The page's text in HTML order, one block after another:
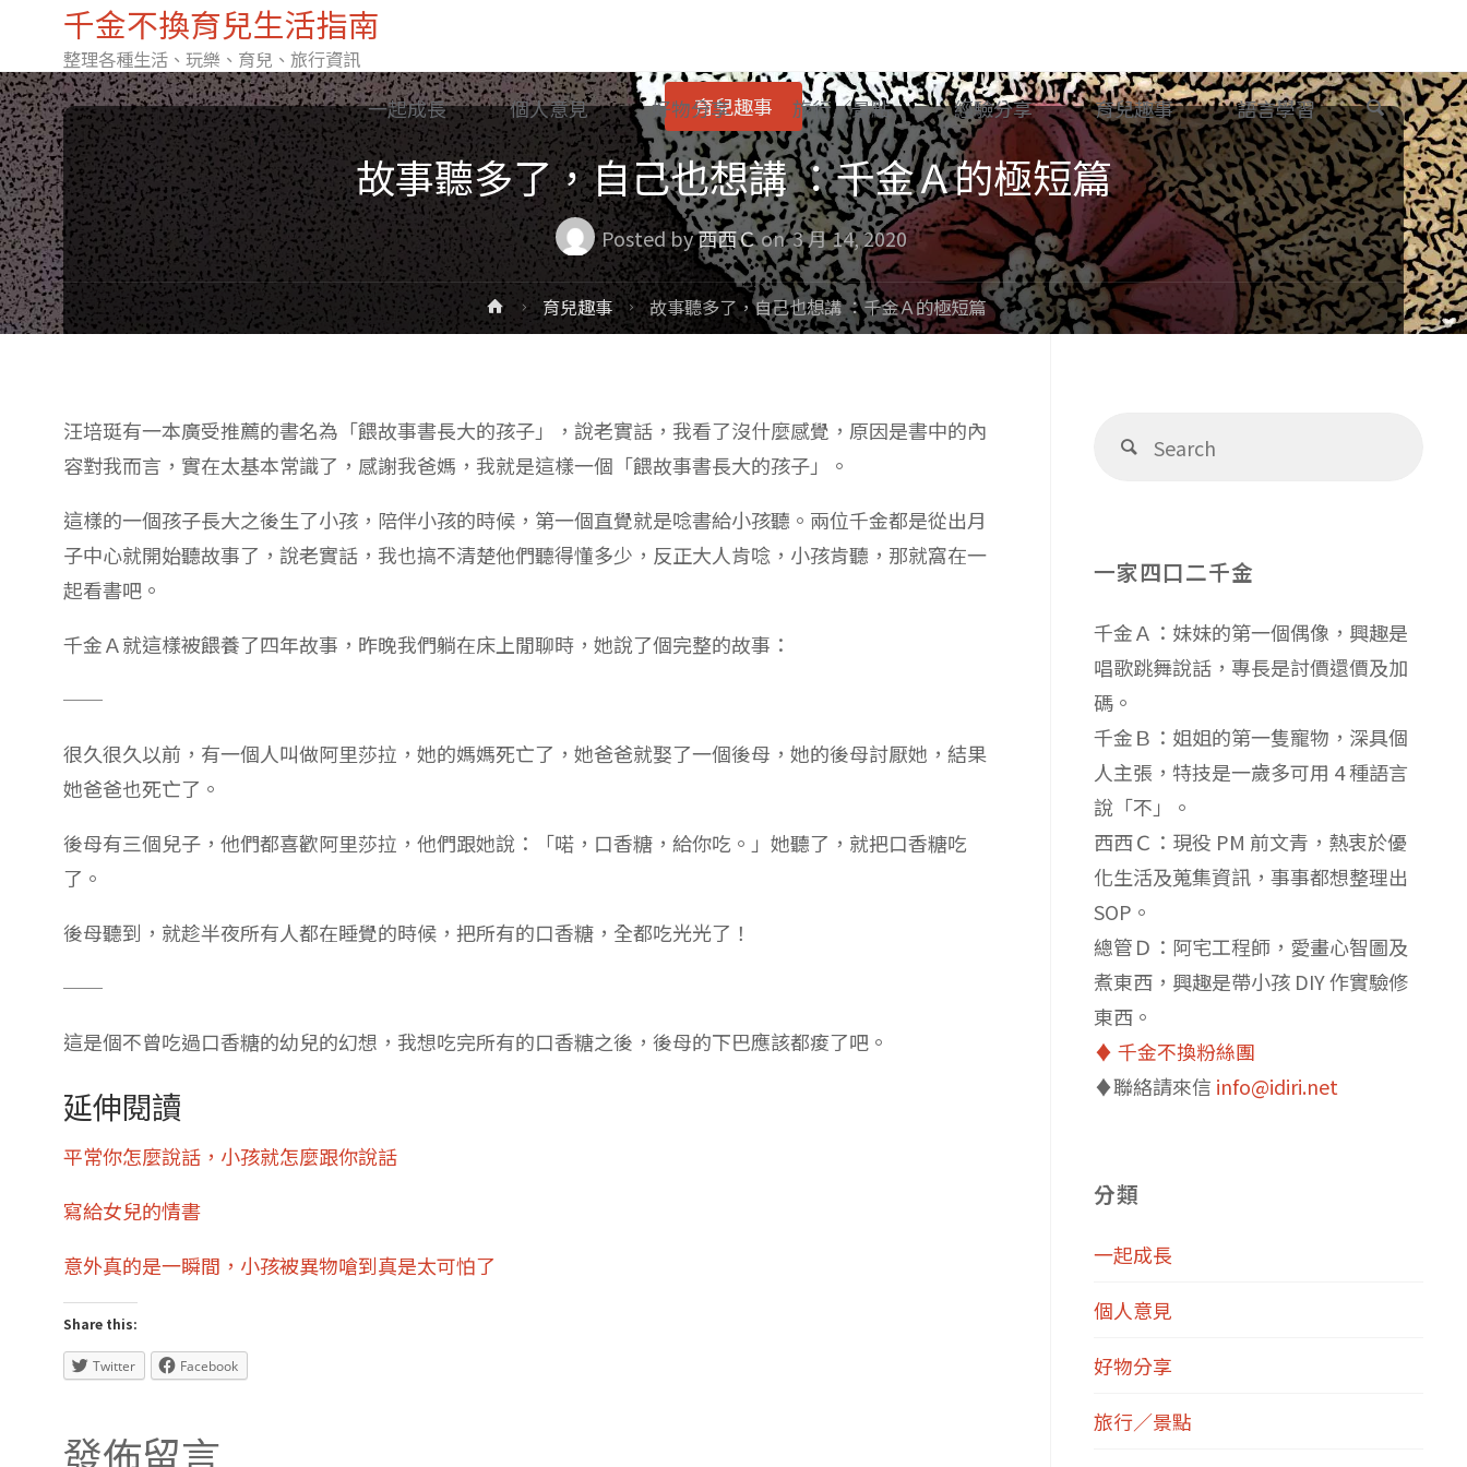
千金不換育兒生活指南
整理各種生活、玩樂、育兒、旅行資訊
Skip
to
content
一起成長 個人意見 好物分享 旅行／景點 經驗分享 育兒趣事 語言學習 Search
故事聽多了，自己也想講 ：千金Ａ的極短篇
Posted by西西Ｃon 3 月 14, 2020
育兒趣事
Home育兒趣事 故事聽多了，自己也想講 ：千金Ａ的極短篇
汪培珽有一本廣受推薦的書名為「餵故事書長大的孩子」，說老實話，我看了沒什麼感覺，原因是書中的內
容對我而言，實在太基本常識了，感謝我爸媽，我就是這樣一個「餵故事書長大的孩子」。
這樣的一個孩子長大之後生了小孩，陪伴小孩的時候，第一個直覺就是唸書給小孩聽。兩位千金都是從出月
子中心就開始聽故事了，說老實話，我也搞不清楚他們聽得懂多少，反正大人肯唸，小孩肯聽，那就窩在一
起看書吧。
千金Ａ就這樣被餵養了四年故事，昨晚我們躺在床上閒聊時，她說了個完整的故事：
──
很久很久以前，有一個人叫做阿里莎拉，她的媽媽死亡了，她爸爸就娶了一個後母，她的後母討厭她，結果
她爸爸也死亡了。
後母有三個兒子，他們都喜歡阿里莎拉，他們跟她說：「喏，口香糖，給你吃。」她聽了，就把口香糖吃
了。
後母聽到，就趁半夜所有人都在睡覺的時候，把所有的口香糖，全都吃光光了！
──
這是個不曾吃過口香糖的幼兒的幻想，我想吃完所有的口香糖之後，後母的下巴應該都痠了吧。
延伸閱讀
平常你怎麼說話，小孩就怎麼跟你說話
寫給女兒的情書
意外真的是一瞬間，小孩被異物嗆到真是太可怕了
Share this:
Twitter Facebook
發佈留言
Search
一家四口二千金
千金Ａ：妹妹的第一個偶像，興趣是
唱歌跳舞說話，專長是討價還價及加
碼。
千金Ｂ：姐姐的第一隻寵物，深具個
人主張，特技是一歲多可用 4 種語言
說「不」。
西西Ｃ：現役 PM 前文青，熱衷於優
化生活及蒐集資訊，事事都想整理出
SOP。
總管Ｄ：阿宅工程師，愛畫心智圖及
煮東西，興趣是帶小孩 DIY 作實驗修
東西。
♦️ 千金不換粉絲團
♦️聯絡請來信 info@idiri.net
分類
一起成長
個人意見
好物分享
旅行／景點